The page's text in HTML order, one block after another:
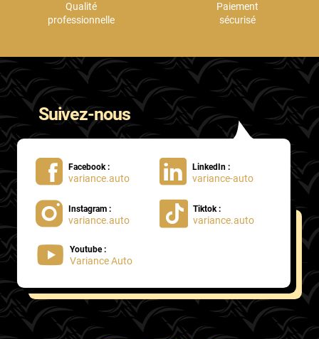
Qualité
professionnelle
Paiement
sécurisé
Suivez-nous
Facebook :
variance.auto
LinkedIn :
variance-auto
Instagram :
variance.auto
Tiktok :
variance.auto
Youtube :
Variance Auto